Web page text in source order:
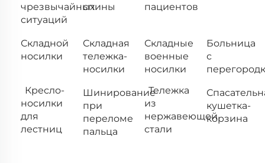
чрезвычайных
ситуаций
спины
пациентов
Складной
носилки
Складная
тележка-
носилки
Складные
военные
носилки
Больница
с
Кресло-
носилки
для
лестниц
Шинирование
при
переломе
пальца
Тележка
из
нержавеющей
стали
кушетка-
корзина